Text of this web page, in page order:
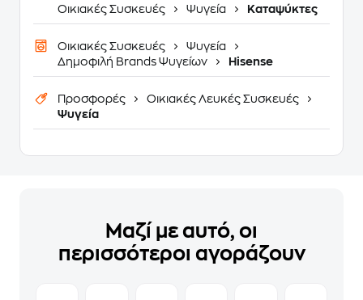
Οικιακές Συσκευές
Ψυγεία Καταψύκτες
Οικιακές Συσκευές
Ψυγεία
Δημοφιλή Brands Ψυγείων
Hisense
Προσφορές
Οικιακές Λευκές Συσκευές
Ψυγεία
Μαζί με αυτό, οι
περισσότεροι αγοράζουν